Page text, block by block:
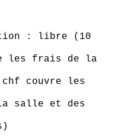
: libre (10
les frais de la
couvre les
salle et des